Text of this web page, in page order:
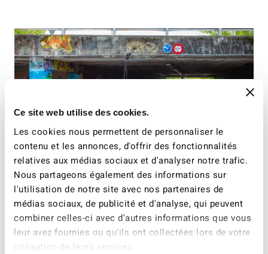
Ce site web utilise des cookies.
Les cookies nous permettent de personnaliser le
contenu et les annonces, d'offrir des fonctionnalités
relatives aux médias sociaux et d'analyser notre trafic.
Nous partageons également des informations sur
l'utilisation de notre site avec nos partenaires de
médias sociaux, de publicité et d'analyse, qui peuvent
combiner celles-ci avec d'autres informations que vous
leur avez fournies ou qu'ils ont collectées lors de votre
utilisation de leurs services.
25 MARS 2026
Une grande victoire pour
les droits fondamentaux
devant le Tribunal fédéral